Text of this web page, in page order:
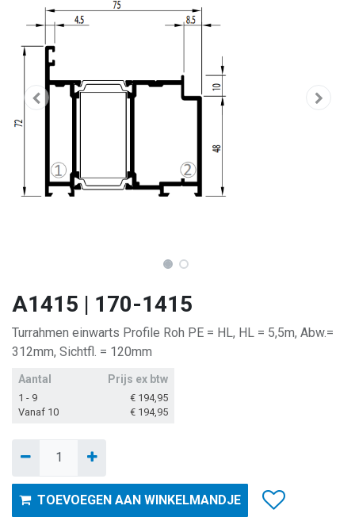
A1415 | 170-1415
Turrahmen einwarts Profile Roh PE = HL, HL = 5,5m, Abw.=
312mm, Sichtfl. = 120mm
Aantal Prijs ex btw
1 - 9 € 194,95
Vanaf 10
€ 194,95
TOEVOEGEN AAN WINKELMANDJE